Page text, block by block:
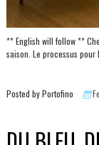
** English will follow **
saison. Le processus
Posted by Portofino